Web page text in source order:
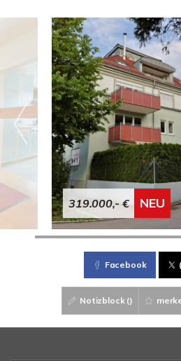
319.000,- € NEU
Facebook
Notizblock ()